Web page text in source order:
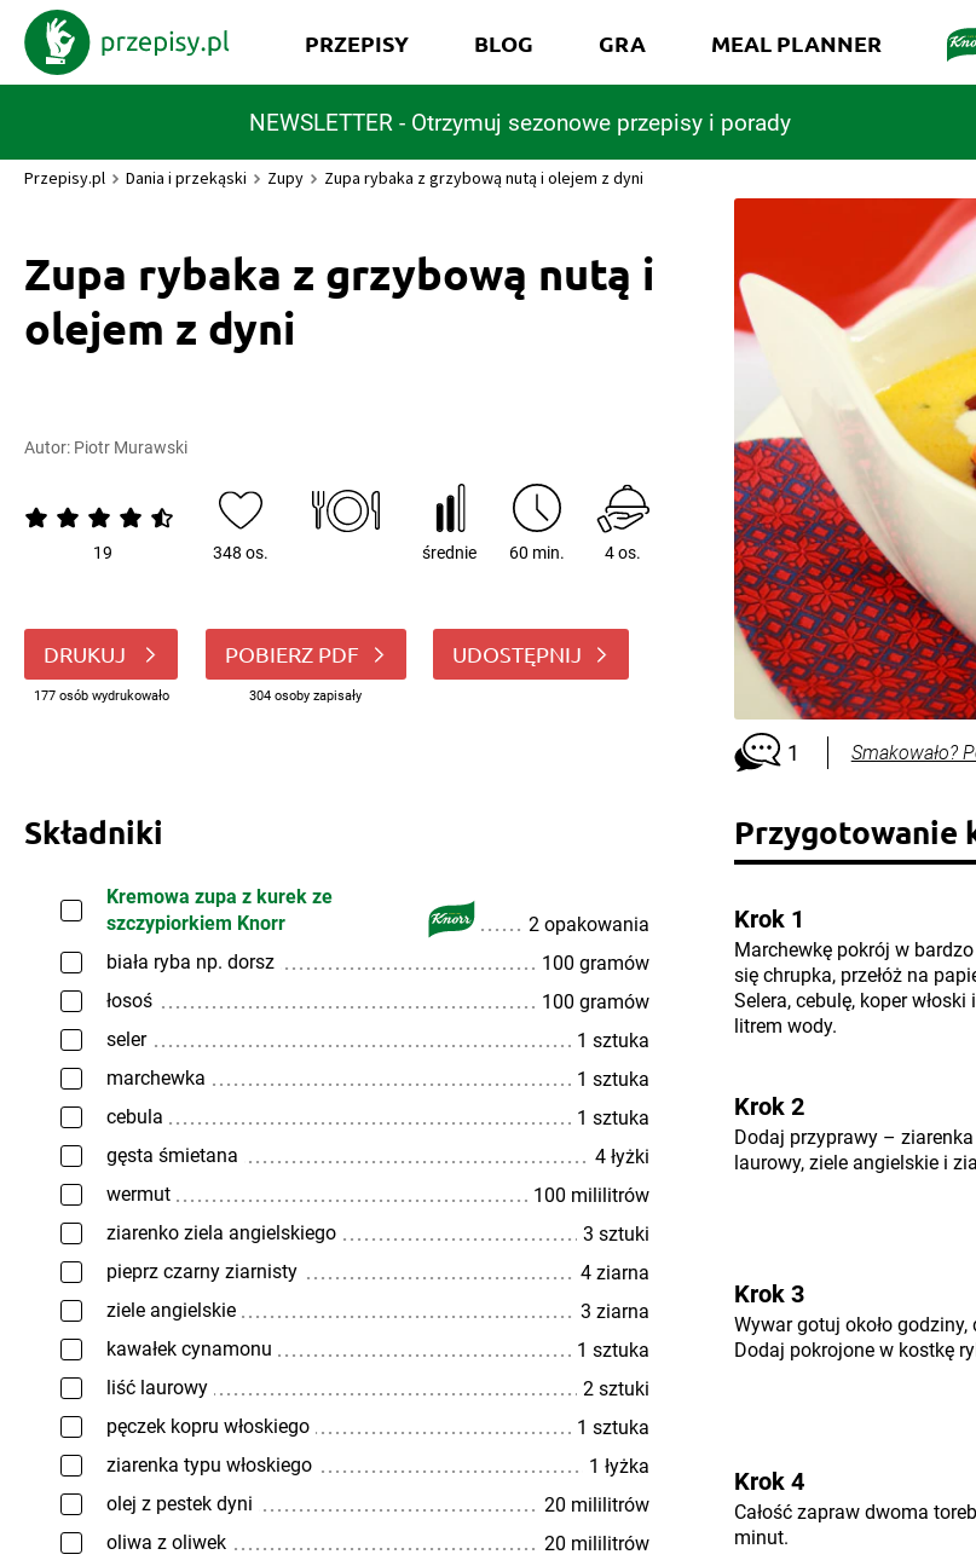
NEWSLETTER - Otrzymuj sezonowe przepisy i porady
PRZEPISY BLOG GRA MEAL PLANNER
Przepisy.pl Dania i przekąski Zupy Zupa rybaka z grzybową nutą i olejem z dyni
Zupa rybaka z grzybową nutą i
olejem z dyni
Autor: Piotr Murawski
19 348 os. średnie 60 min. 4 os.
DRUKUJ
177 osób wydrukowało
POBIERZ PDF
304 osoby zapisały
UDOSTĘPNIJ
1 Smakowało?
Składniki
Kremowa zupa z kurek ze
szczypiorkiem Knorr
2 opakowania
biała ryba np. dorsz
100 gramów
łosoś
100 gramów
seler
1 sztuka
marchewka
1 sztuka
cebula
1 sztuka
gęsta śmietana
4 łyżki
wermut
100 mililitrów
ziarenko ziela angielskiego
3 sztuki
pieprz czarny ziarnisty
4 ziarna
ziele angielskie
3 ziarna
kawałek cynamonu
1 sztuka
liść laurowy
2 sztuki
pęczek kopru włoskiego
1 sztuka
ziarenka typu włoskiego
1 łyżka
olej z pestek dyni
20 mililitrów
oliwa z oliwek
20 mililitrów
Przygotowanie
Krok 1
Marchewkę pokrój w
się chrupka, przełóż na
Selera, cebulę, koper
litrem wody.
Krok 2
Dodaj przyprawy –
laurowy, ziele angielskie i
Krok 3
Wywar gotuj około
Dodaj pokrojone w kostkę
Krok 4
Całość zapraw dwoma
minut.